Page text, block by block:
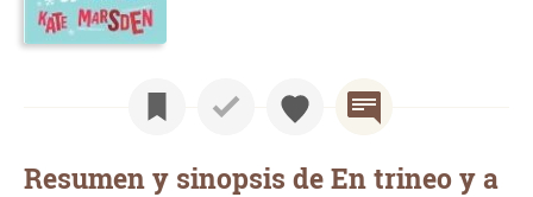
Resumen y sinopsis de En trineo y a